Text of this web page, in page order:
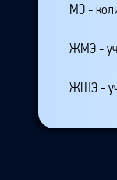
МЭ -
ЖМЭ -
ЖШЭ -